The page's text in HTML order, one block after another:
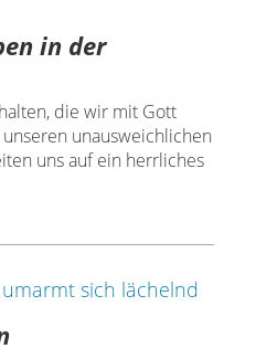
in der
die wir mit Gott
unausweichlichen
uns auf ein herrliches